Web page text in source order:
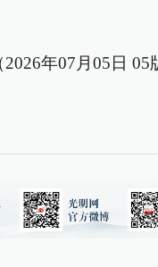
年07月05日 05